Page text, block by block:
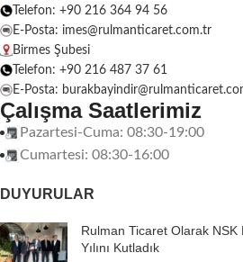
Telefon: +90 216 364 94 56
E-Posta: imes@rulmanticaret.com.tr
Birmes Şubesi
Telefon: +90 216 487 37 61
E-Posta:
Çalışma Saatlerimiz
Pazartesi-Cuma: 08:30-19:00
Cumartesi: 08:30-16:00
DUYURULAR
Rulman Ticaret Olarak
Yılını Kutladık